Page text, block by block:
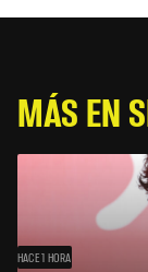
MÁS EN
HACE 1 HORA